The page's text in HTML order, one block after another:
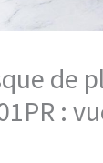
de
: